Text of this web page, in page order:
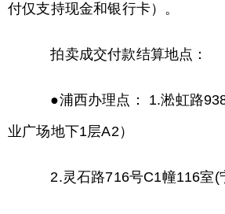
付仅支持现金和银行卡）。
拍卖成交付款结算地点：
●浦西办理点： 1.淞虹路938
业广场地下1层A2）
2.灵石路716号C1幢116室(